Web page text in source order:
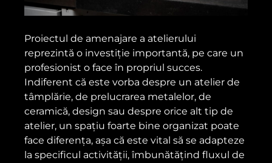
Proiectul de amenajare a atelierului
reprezintă o investiție importantă, pe care un
profesionist o face în propriul succes.
Indiferent că este vorba despre un atelier de
tâmplărie, de prelucrarea metalelor, de
ceramică, design sau despre orice alt tip de
atelier, un spațiu foarte bine organizat poate
face diferența, așa că este vital să se adapteze
la specificul activității, îmbunătățind fluxul de